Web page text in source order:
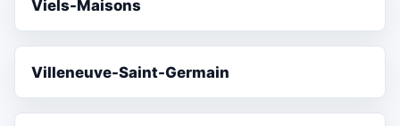
Viels-Maisons
Villeneuve-Saint-Germain